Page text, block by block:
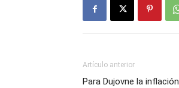
Artículo anterior
Para Dujovne la